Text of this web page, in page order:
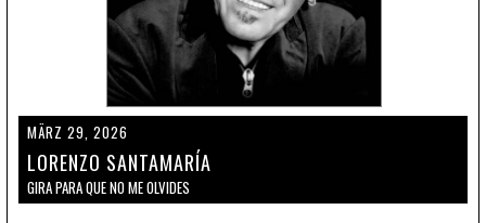
MÄRZ 29, 2026
LORENZO SANTAMARÍA
GIRA PARA QUE NO ME OLVIDES